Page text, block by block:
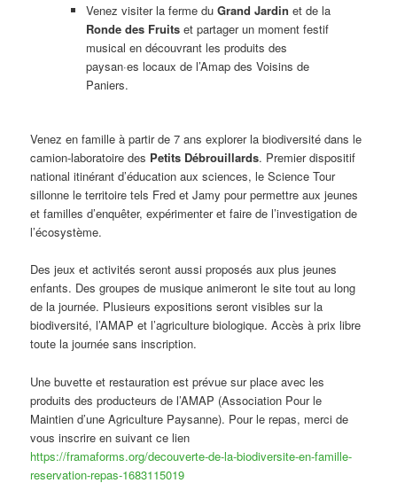
Venez visiter la ferme du Grand Jardin et de la
Ronde des Fruitset partager un moment festif
musical en découvrant les produits des
paysan·es locaux de l’Amap des Voisins de
Paniers.
Venez en famille à partir de 7 ans explorer la biodiversité dans le
camion-laboratoire des Petits Débrouillards. Premier dispositif
national itinérant d’éducation aux sciences, le Science Tour
sillonne le territoire tels Fred et Jamy pour permettre aux jeunes
et familles d’enquêter, expérimenter et faire de l’investigation de
l’écosystème.
Des jeux et activités seront aussi proposés aux plus jeunes
enfants. Des groupes de musique animeront le site tout au long
de la journée. Plusieurs expositions seront visibles sur la
biodiversité, l’AMAP et l’agriculture biologique. Accès à prix libre
toute la journée sans inscription.
Une buvette et restauration est prévue sur place avec les
produits des producteurs de l’AMAP (Association Pour le
Maintien d’une Agriculture Paysanne). Pour le repas, merci de
vous inscrire en suivant ce lien
https://framaforms.org/decouverte-de-la-biodiversite-en-famille-
reservation-repas-1683115019